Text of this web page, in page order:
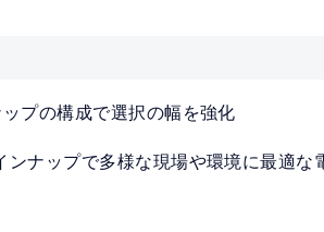
プの構成で選択の幅を強化
ナップで多様な現場や環境に最適な